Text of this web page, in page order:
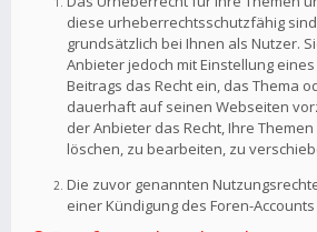
diese urheberrechtsschutzfähig
grundsätzlich bei Ihnen als Nutzer.
Anbieter jedoch mit Einstellung
Beitrags das Recht ein, das Thema
dauerhaft auf seinen Webseiten
der Anbieter das Recht, Ihre
löschen, zu bearbeiten, zu
Die zuvor genannten
einer Kündigung des Foren-